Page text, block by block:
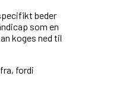
beder
som en
koges ned til
fordi